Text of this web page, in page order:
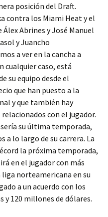
posición del Draft.
contra los Miami Heat y el
Abrines y José Manuel
y Juancho
a ver en la cancha a
cualquier caso, está
su equipo desde el
que han puesto a la
y que también hay
con el jugador.
su última temporada,
a lo largo de su carrera. La
la próxima temporada,
en el jugador con más
norteamericana en su
a un acuerdo con los
120 millones de dólares.